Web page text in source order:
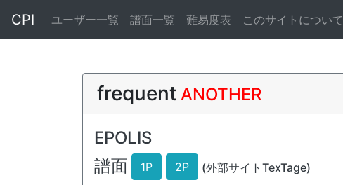
CPI ユーザー一覧 譜面一覧 難易度表 このサイトについて
frequent ANOTHER
EPOLIS
譜面
1P 2P (外部サイトTexTage)